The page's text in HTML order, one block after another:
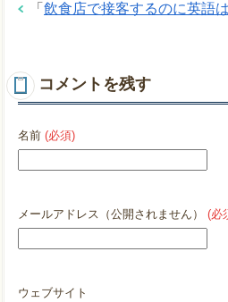
「 飲食店で接客するのに英語
コメントを残す
名前 (必須)
メールアドレス（公開されません） (必
ウェブサイト